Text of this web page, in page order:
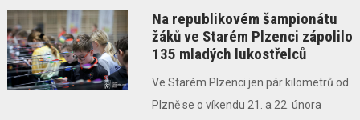
Na republikovém šampionátu
žáků ve Starém Plzenci zápolilo
135 mladých lukostřelců
Ve Starém Plzenci jen pár kilometrů od
Plzně se o víkendu 21. a 22. února